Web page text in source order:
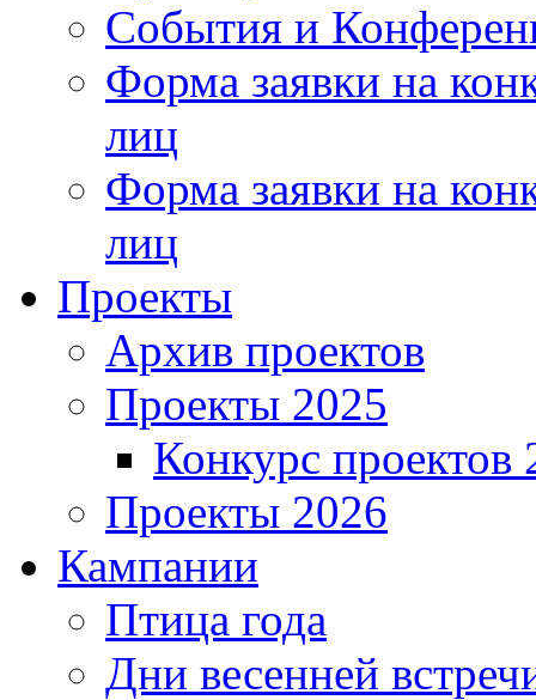
События и
Форма заявки на
лиц
Форма заявки на
лиц
Проекты
Архив проектов
Проекты 2025
Конкурс проектов
Проекты 2026
Кампании
Птица года
Дни весенней